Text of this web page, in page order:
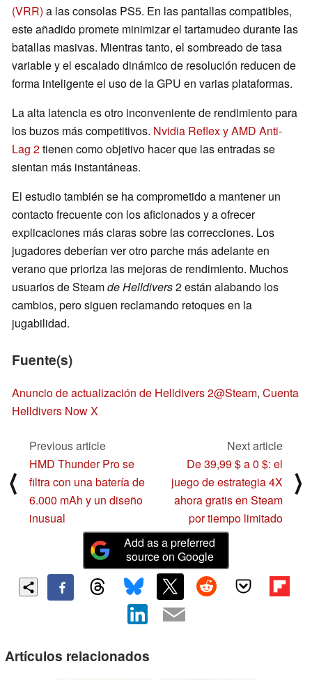
(VRR) a las consolas PS5. En las pantallas compatibles,
este añadido promete minimizar el tartamudeo durante las
batallas masivas. Mientras tanto, el sombreado de tasa
variable y el escalado dinámico de resolución reducen de
forma inteligente el uso de la GPU en varias plataformas.
La alta latencia es otro inconveniente de rendimiento para
los buzos más competitivos. Nvidia Reflex y AMD Anti-
Lag 2tienen como objetivo hacer que las entradas se
sientan más instantáneas.
El estudio también se ha comprometido a mantener un
contacto frecuente con los aficionados y a ofrecer
explicaciones más claras sobre las correcciones. Los
jugadores deberían ver otro parche más adelante en
verano que prioriza las mejoras de rendimiento. Muchos
usuarios de Steamde Helldivers2 están alabando los
cambios, pero siguen reclamando retoques en la
jugabilidad.
Fuente(s)
Anuncio de actualización de Helldivers 2@Steam, Cuenta
Helldivers Now X
⟨
Previous article
HMD Thunder Pro se
filtra con una batería de
6.000 mAh y un diseño
inusual
Next article
De 39,99 $ a 0 $: el
juego de estrategia 4X
ahora gratis en Steam
por tiempo limitado
⟩
Add as a preferred
source on Google
Artículos relacionados